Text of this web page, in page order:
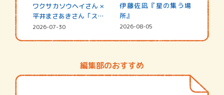
ワクサカソウヘイさん ×
平井まさあきさん「スペ
シャ…
2026-07-30
伊藤佐凪『星の集う場
所』
2026-08-05
編集部のおすすめ